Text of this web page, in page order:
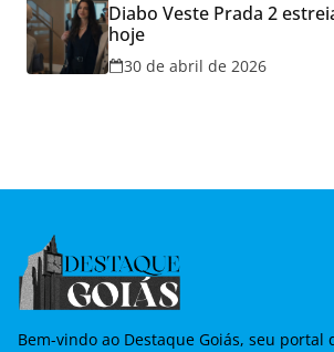
Diabo Veste Prada 2
hoje
30 de abril de 2026
Bem-vindo ao Destaque Goiás, seu portal